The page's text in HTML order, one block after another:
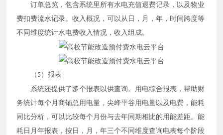
订单总览，包含系统里所有水电充值退费记录，以及物业
费扣费流水记录。收入概况，可以从日，月，年，时间跨度等
不同维度统计水电费收入情况，收入组成。
（ 5）报表
系统还提供了多个报表以供查询。用电综合报表，帮助财
务统计每个月商铺总用电量，尖峰平谷用电量以及电费，能耗
同比分析，可以比较每个月份与去年同期相比的用能差距。能
耗日月年报表，按日，月，年三个不同维度查询电表每个阶段